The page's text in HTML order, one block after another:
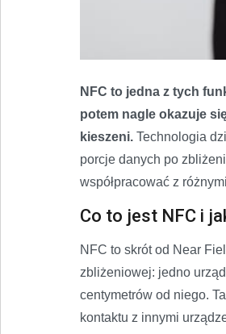
NFC to jedna z tych
potem nagle okazuje
kieszeni. Technologia
porcje danych po
współpracować z
Co to jest NFC i
NFC to skrót od Near
zbliżeniowej: jedno
centymetrów od niego.
kontaktu z innymi